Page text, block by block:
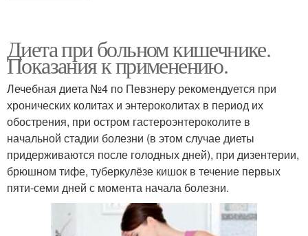
Диета при больном кишечнике.
Показания к применению.
Лечебная диета №4 по Певзнеру рекомендуется при
хронических колитах и энтероколитах в период их
обострения, при остром гастероэнтероколите в
начальной стадии болезни (в этом случае диеты
придерживаются после голодных дней), при дизентерии,
брюшном тифе, туберкулёзе кишок в течение первых
пяти-семи дней с момента начала болезни.